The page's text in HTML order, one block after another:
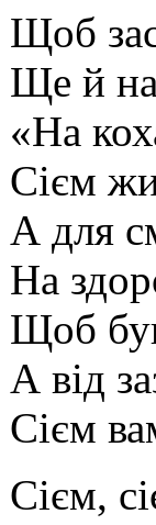
Щоб
Ще й
«На
Сієм
А для
На
Щоб
А від
Сієм
Сієм,